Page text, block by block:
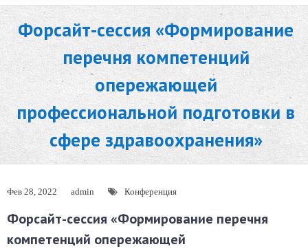
Форсайт-сессия «Формирование
перечня компетенций
опережающей
профессиональной подготовки в
сфере здравоохранения»
Фев 28, 2022 admin Конференция
Форсайт-сессия «Формирование перечня
компетенций опережающей